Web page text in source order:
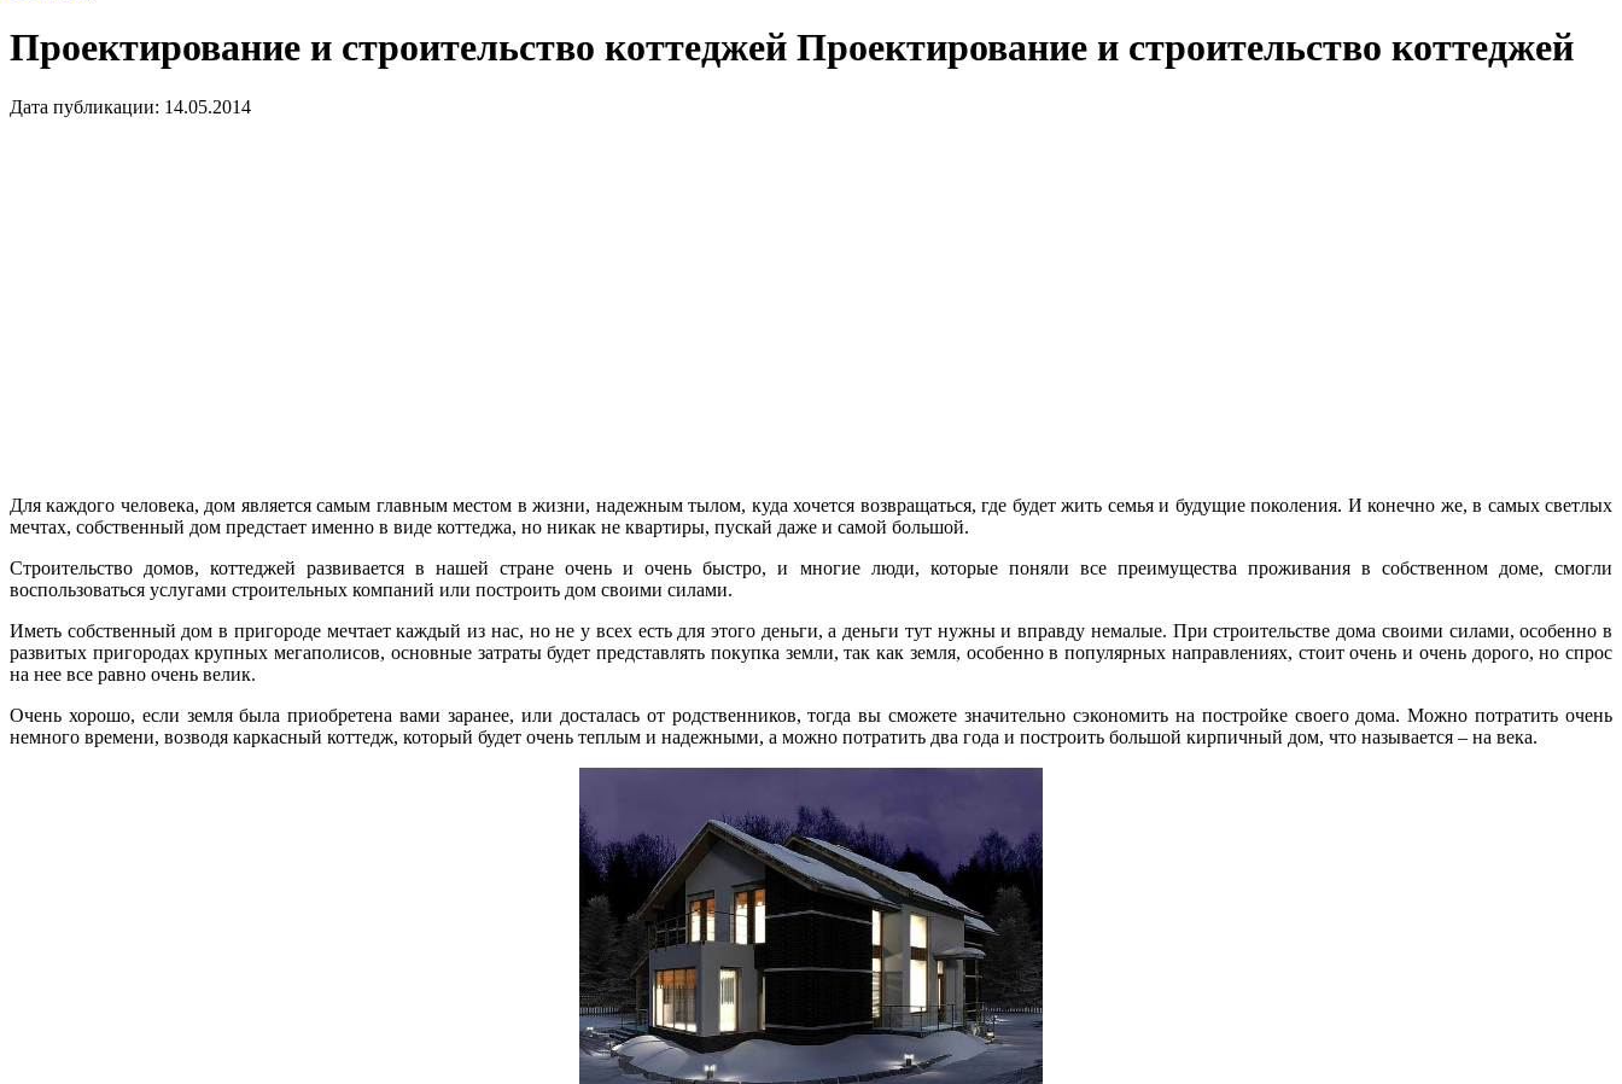
Проектирование и строительство коттеджей Проектирование и строительство коттеджей
Дата публикации: 14.05.2014
Для каждого человека, дом является самым главным местом в жизни, надежным тылом, куда хочется возвращаться, где будет жить семья и будущие поколения. И конечно же, в самых светлых
мечтах, собственный дом предстает именно в виде коттеджа, но никак не квартиры, пускай даже и самой большой.
Строительство домов, коттеджей развивается в нашей стране очень и очень быстро, и многие люди, которые поняли все преимущества проживания в собственном доме, смогли
воспользоваться услугами строительных компаний или построить дом своими силами.
Иметь собственный дом в пригороде мечтает каждый из нас, но не у всех есть для этого деньги, а деньги тут нужны и вправду немалые. При строительстве дома своими силами, особенно в
развитых пригородах крупных мегаполисов, основные затраты будет представлять покупка земли, так как земля, особенно в популярных направлениях, стоит очень и очень дорого, но спрос
на нее все равно очень велик.
Очень хорошо, если земля была приобретена вами заранее, или досталась от родственников, тогда вы сможете значительно сэкономить на постройке своего дома. Можно потратить очень
немного времени, возводя каркасный коттедж, который будет очень теплым и надежными, а можно потратить два года и построить большой кирпичный дом, что называется – на века.